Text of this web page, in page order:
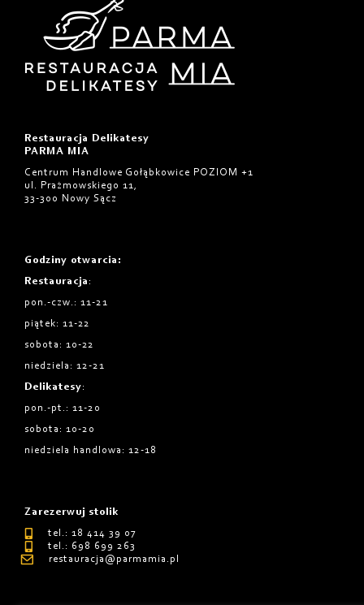
Restauracja Delikatesy
PARMA MIA
Centrum Handlowe Gołąbkowice POZIOM +1
ul. Prażmowskiego 11,
33-300 Nowy Sącz
Godziny otwarcia :
Restauracja :
pon.-czw.: 11-21
piątek: 11-22
sobota: 10-22
niedziela: 12-21
Delikatesy:
pon.-pt.: 11-20
sobota: 10-20
niedziela handlowa: 12-18
Zarezerwuj stolik
tel.: 18 414 39 07
tel.: 698 699 263
restauracja@parmamia.pl